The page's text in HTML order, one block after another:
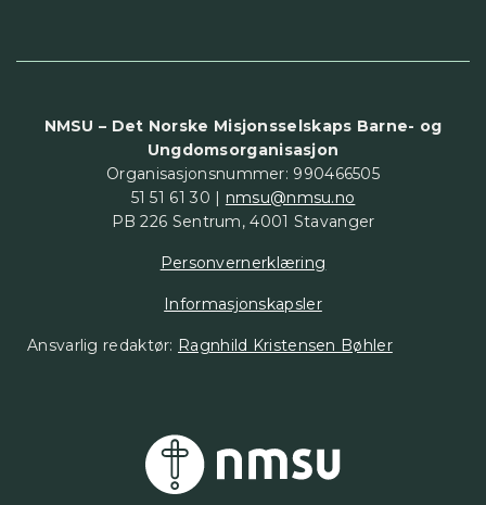
NMSU – Det Norske Misjonsselskaps Barne- og
Ungdomsorganisasjon
Organisasjonsnummer: 990466505
51 51 61 30 | nmsu@nmsu.no
PB 226 Sentrum, 4001 Stavanger
Personvernerklæring
Informasjonskapsler
Ansvarlig redaktør: Ragnhild Kristensen Bøhler